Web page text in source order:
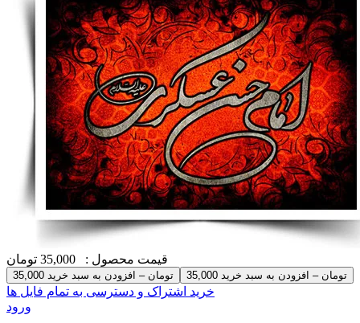
قیمت محصول : 35,000 تومان
35,000 تومان – افزودن به سبد خرید
خرید اشتراک و دسترسی به تمام فایل ها
ورود